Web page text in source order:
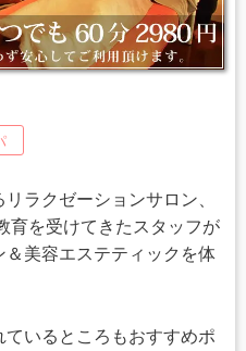
ラクゼーションサロン、
育を受けてきたスタッフが
美容エステティックを体
いるところもおすすめポ